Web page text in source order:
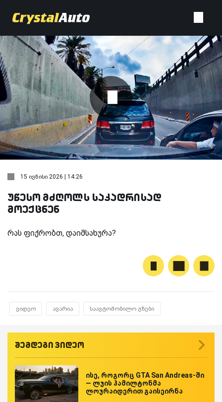
15 ივნისი 2026 | 14:26
უწესო მძღოლს საკადრისად
მოექცნენ
რას ფიქრობთ, დაიმსახურა?
ვიდეო ავარია საავტომობილო გზები
შემდეგი ვიდეო
ისე, როგორც GTA San Andreas-ში
— ლუის ჰამილტონმა
ლოურაიდერით გაისეირნა